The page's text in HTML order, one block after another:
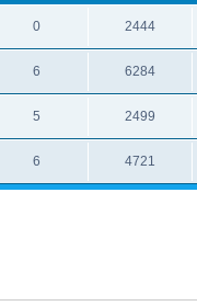
0 2444
6 6284
5 2499
6 4721